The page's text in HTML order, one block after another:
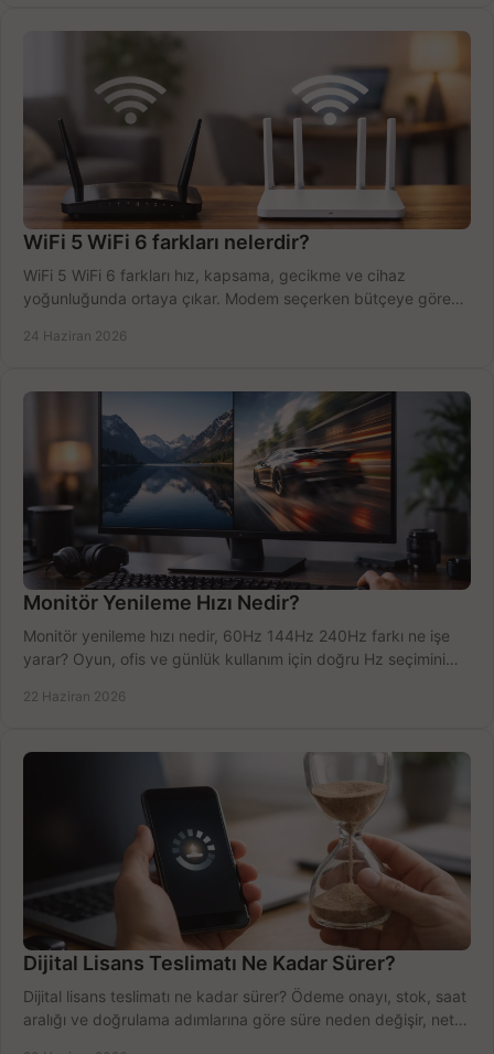
WiFi 5 WiFi 6 farkları nelerdir?
WiFi 5 WiFi 6 farkları hız, kapsama, gecikme ve cihaz
yoğunluğunda ortaya çıkar. Modem seçerken bütçeye göre
24 Haziran 2026
Monitör Yenileme Hızı Nedir?
Monitör yenileme hızı nedir, 60Hz 144Hz 240Hz farkı ne işe
yarar? Oyun, ofis ve günlük kullanım için doğru Hz seçimini
22 Haziran 2026
Dijital Lisans Teslimatı Ne Kadar Sürer?
Dijital lisans teslimatı ne kadar sürer? Ödeme onayı, stok, saat
aralığı ve doğrulama adımlarına göre süre neden değişir, net